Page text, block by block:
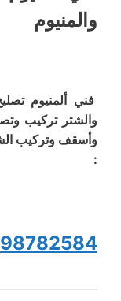
والمنيوم
فني ألمنيوم
والشتر تركيب
وأسقف وتركيب
:
98782584